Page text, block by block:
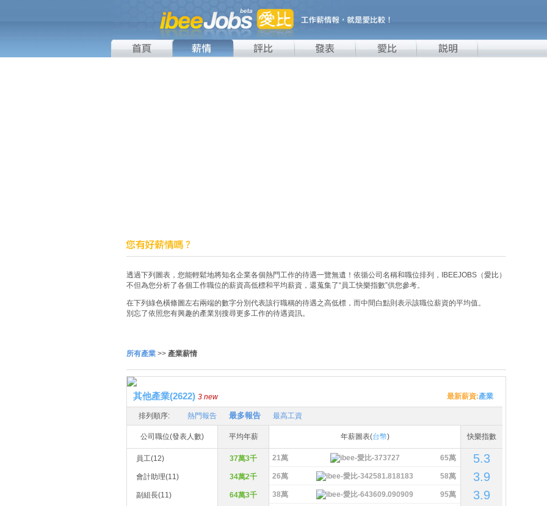
透過下列圖表，您能輕鬆地將知名企業各個熱門工作的待遇一覽無遺！依循公司名稱和職位排列，IBEEJOBS（愛比）
不但為您分析了各個工作職位的薪資高低標和平均薪資，還蒐集了“員工快樂指數”供您參考。
在下列綠色橫條圖左右兩端的數字分別代表該行職稱的待遇之高低標，而中間白點則表示該職位薪資的平均值。
別忘了依照您有興趣的產業別搜尋更多工作的待遇資訊。
所有產業 >> 產業薪情
其他產業(2622) 3 new 最新薪資:產業
排列順序: 熱門報告 最多報告 最高工資
公司職位(發表人數) 平均年薪 年薪圖表(台幣) 快樂指數
員工(12) 37萬3千 21萬 65萬 5.3
會計助理(11) 34萬2千 26萬 58萬 3.9
副組長(11) 64萬3千 38萬 95萬 3.9